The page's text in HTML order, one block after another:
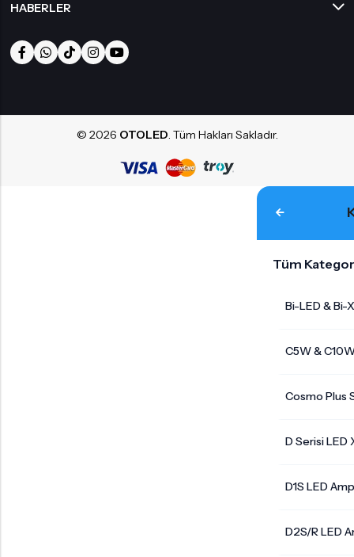
HABERLER
© 2026 OTOLED. Tüm Hakları Sakladır.
Tüm
Bi-LED & Bi-
C5W &
Cosmo Plus
D Serisi LED
D1S LED
D2S/R LED